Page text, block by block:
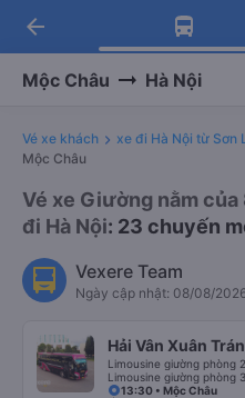
Tải app
Nhận ưu đãi
Tải app
-30k/ghế khi
arrow_back
Mộc Châu Hà Nội
Vé xe khách xe đi Hà Nội từ Sơn
Mộc Châu
Vé xe Giường nằm
đi Hà Nội: 23 chuyến
Vexere Team
Ngày cập nhật: 08/08/
Hải Vân Xuân
Limousine giường phòng
Limousine giường phòng
13:30 • Mộc Châu